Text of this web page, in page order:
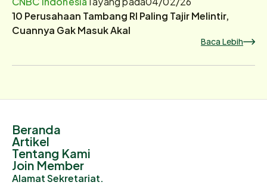
10 Perusahaan Tambang RI Paling Tajir Melintir,
Cuannya Gak Masuk Akal
Baca Lebih
Beranda
Artikel
Tentang Kami
Join Member
Alamat Sekretariat.